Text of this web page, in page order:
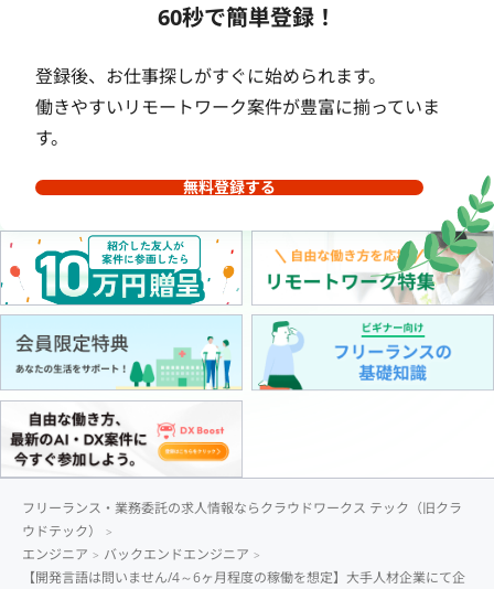
60秒で簡単登録！
登録後、お仕事探しがすぐに始められます。
働きやすいリモートワーク案件が豊富に揃っていま
す。
無料登録する
フリーランス・業務委託の求人情報ならクラウドワークス テック（旧クラ
ウドテック）
エンジニア
バックエンドエンジニア
【開発言語は問いません/4～6ヶ月程度の稼働を想定】大手人材企業にて企